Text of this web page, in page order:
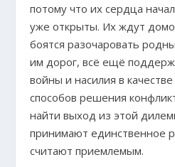
потому что их сердца
уже открыты. Их ждут
боятся разочаровать
им дорог, всё ещё
войны и насилия в
способов решения
найти выход из этой
принимают единственное
считают приемлемым.